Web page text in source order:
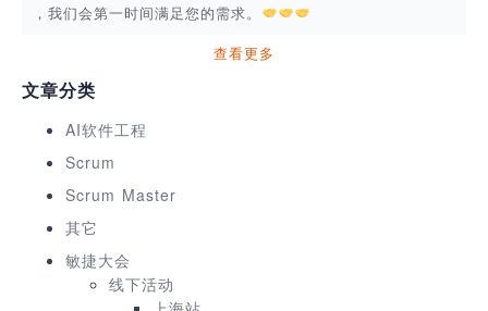
，我们会第一时间满足您的需求。
查看更多
文章分类
AI软件工程
Scrum
Scrum Master
其它
敏捷大会
线下活动